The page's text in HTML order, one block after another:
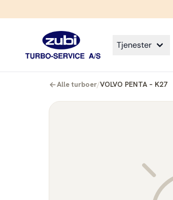
Tjenester
Alle turboer/VOLVO PENTA – K27